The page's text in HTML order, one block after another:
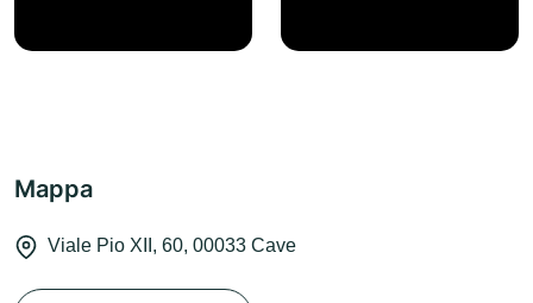
Mappa
Viale Pio XII, 60, 00033 Cave